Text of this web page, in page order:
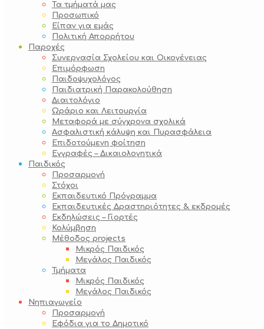
Τα τμήματά μας
Προσωπικό
Είπαν για εμάς
Πολιτική Απορρήτου
Παροχές
Συνεργασία Σχολείου και Οικογένειας
Επιμόρφωση
Παιδοψυχολόγος
Παιδιατρική Παρακολούθηση
Διαιτολόγιο
Ωράριο και Λειτουργία
Μεταφορά με σύγχρονα σχολικά
Ασφαλιστική κάλυψη και Πυρασφάλεια
Επιδοτούμενη φοίτηση
Εγγραφές – Δικαιολογητικά
Παιδικός
Προσαρμογή
Στόχοι
Εκπαιδευτικό Πρόγραμμα
Εκπαιδευτικές Δραστηριότητες & εκδρομές
Εκδηλώσεις – Γιορτές
Κολύμβηση
Μέθοδος projects
Μικρός Παιδικός
Μεγάλος Παιδικός
Τμήματα
Μικρός Παιδικός
Μεγάλος Παιδικός
Νηπιαγωγείο
Προσαρμογή
Εφόδια για το Δημοτικό